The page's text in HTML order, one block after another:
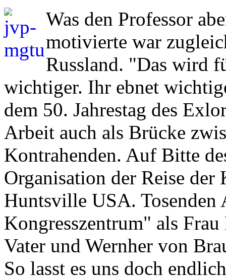
Was den Professor
motivierte war
Russland. "Das wird
wichtiger. Ihr ebnet
dem 50. Jahrestag des
Arbeit auch als Brücke
Kontrahenden. Auf Bitte
Organisation der Reise
Huntsville USA. Tosenden
Kongresszentrum" als
Vater und Wernher von
So lasst es uns doch